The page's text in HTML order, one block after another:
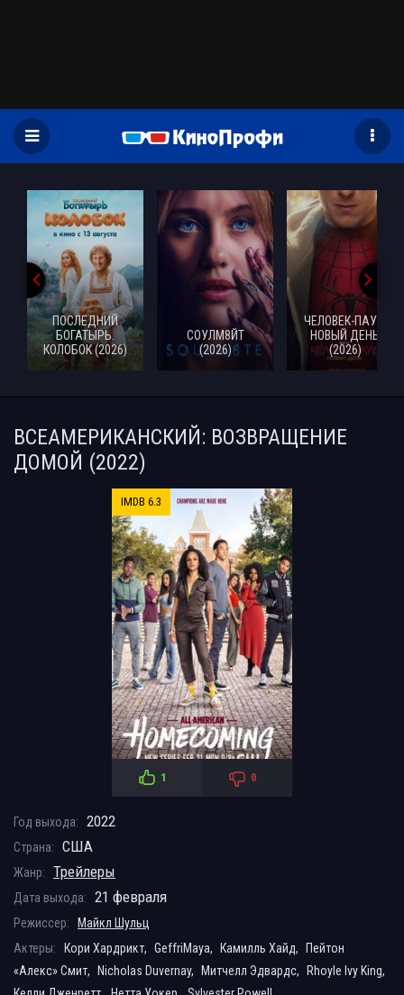
ПОСЛЕДНИЙ
БОГАТЫРЬ.
КОЛОБОК (2026)
СОУЛМ8ЙТ
(2026)
ЧЕЛОВЕК-ПАУК:
НОВЫЙ ДЕНЬ
(2026)
ВСЕАМЕРИКАНСКИЙ: ВОЗВРАЩЕНИЕ
ДОМОЙ (2022)
IMDB 6.3
1 0
Год выхода: 2022
Страна: США
Жанр: Трейлеры
Дата выхода: 21 февраля
Режиссер:
Майкл Шульц
Актеры:
Кори Хардрикт, GeffriMaya, Камилль Хайд,
Пейтон
«Алекс» Смит,
Nicholas Duvernay, Митчелл Эдвардс,
Rhoyle Ivy King,